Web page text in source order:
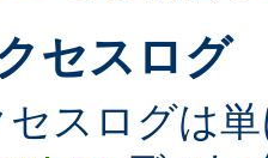
セスログ
スログは